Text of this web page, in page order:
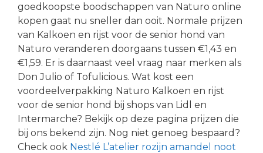
goedkoopste boodschappen van Naturo online
kopen gaat nu sneller dan ooit. Normale prijzen
van Kalkoen en rijst voor de senior hond van
Naturo veranderen doorgaans tussen €1,43 en
€1,59. Er is daarnaast veel vraag naar merken als
Don Julio of Tofulicious. Wat kost een
voordeelverpakking Naturo Kalkoen en rijst
voor de senior hond bij shops van Lidl en
Intermarche? Bekijk op deze pagina prijzen die
bij ons bekend zijn. Nog niet genoeg bespaard?
Check ook Nestlé L’atelier rozijn amandel noot